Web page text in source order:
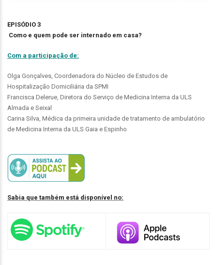
EPISÓDIO 3
Como e quem pode ser internado em casa?
Com a participação de:
Olga Gonçalves, Coordenadora do Núcleo de Estudos de
Hospitalização Domiciliária da SPMI
Francisca Delerue, Diretora do Serviço de Medicina Interna da ULS
Almada e Seixal
Carina Silva, Médica da primeira unidade de tratamento de ambulatório
de Medicina Interna da ULS Gaia e Espinho
Sabia que também está disponível no: